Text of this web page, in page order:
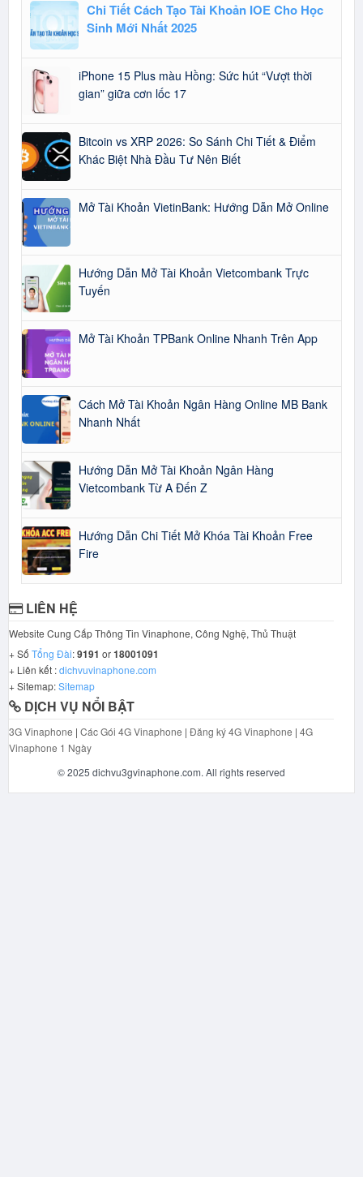
Chi Tiết Cách Tạo Tài Khoản IOE Cho Học
Sinh Mới Nhất 2025
iPhone 15 Plus màu Hồng: Sức hút “Vượt thời
gian” giữa cơn lốc 17
Bitcoin vs XRP 2026: So Sánh Chi Tiết & Điểm
Khác Biệt Nhà Đầu Tư Nên Biết
Mở Tài Khoản VietinBank: Hướng Dẫn Mở Online
Hướng Dẫn Mở Tài Khoản Vietcombank Trực
Tuyến
Mở Tài Khoản TPBank Online Nhanh Trên App
Cách Mở Tài Khoản Ngân Hàng Online MB Bank
Nhanh Nhất
Hướng Dẫn Mở Tài Khoản Ngân Hàng
Vietcombank Từ A Đến Z
Hướng Dẫn Chi Tiết Mở Khóa Tài Khoản Free
Fire
LIÊN HỆ
Website Cung Cấp Thông Tin Vinaphone, Công Nghệ, Thủ Thuật
+ Số Tổng Đài:9191 or18001091
+ Liên kết :dichvuvinaphone.com
+ Sitemap:Sitemap
DỊCH VỤ NỔI BẬT
3G Vinaphone | Các Gói 4G Vinaphone | Đăng ký 4G Vinaphone | 4G
Vinaphone 1 Ngày
© 2025 dichvu3gvinaphone.com. All rights reserved